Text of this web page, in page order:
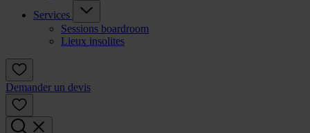
Services
Sessions boardroom
Lieux insolites
Demander un devis